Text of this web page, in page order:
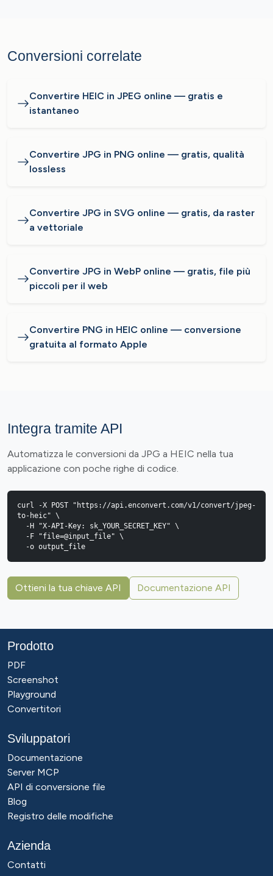
Conversioni correlate
Convertire HEIC in JPEG online — gratis e
istantaneo
Convertire JPG in PNG online — gratis, qualità
lossless
Convertire JPG in SVG online — gratis, da raster
a vettoriale
Convertire JPG in WebP online — gratis, file più
piccoli per il web
Convertire PNG in HEIC online — conversione
gratuita al formato Apple
Integra tramite API
Automatizza le conversioni da JPG a HEIC nella tua
applicazione con poche righe di codice.
curl -X POST "https://api.enconvert.com/v1/convert/jpeg-
to-heic" \
  -o output_file
Ottieni la tua chiave API Documentazione API
Prodotto
PDF
Screenshot
Playground
Convertitori
Sviluppatori
Documentazione
Server MCP
API di conversione file
Blog
Registro delle modifiche
Azienda
Contatti